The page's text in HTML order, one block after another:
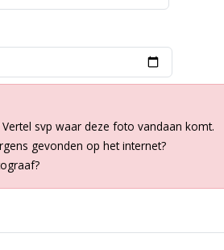
svp waar deze foto vandaan komt.
gevonden op het internet?